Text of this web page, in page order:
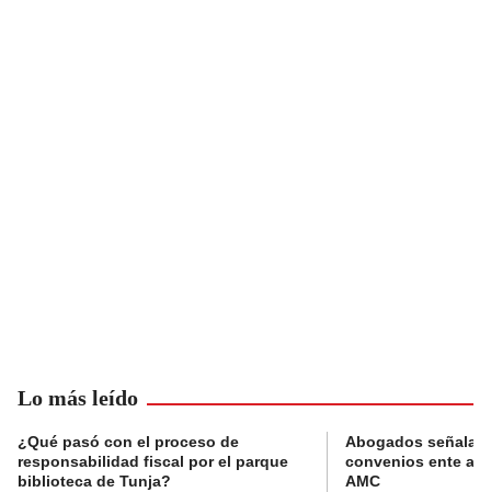
Lo más leído
¿Qué pasó con el proceso de
responsabilidad fiscal por el parque
biblioteca de Tunja?
Abogados
convenios ente
AMC